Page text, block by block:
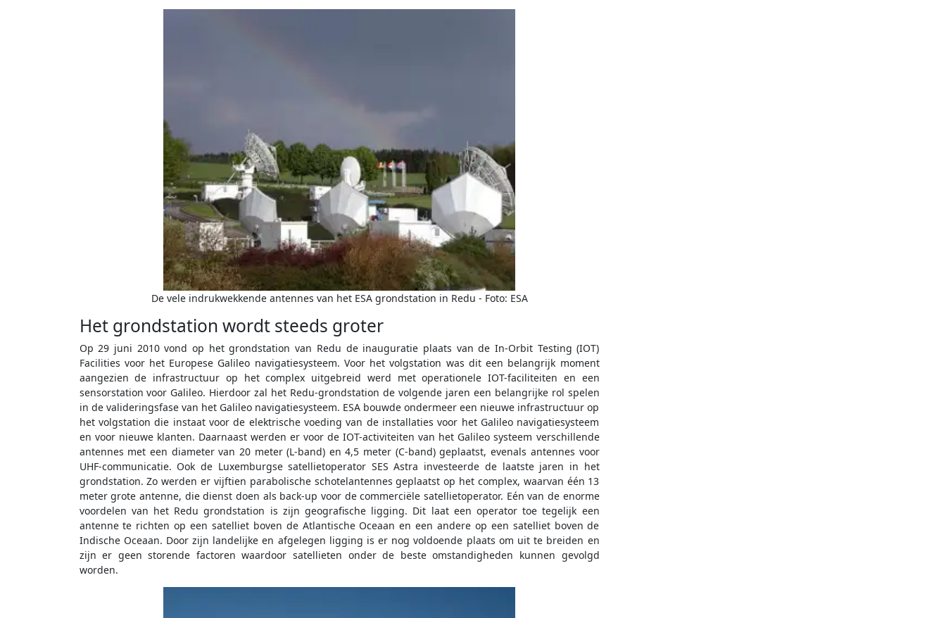
De vele indrukwekkende antennes van het ESA grondstation in Redu - Foto: ESA
Het grondstation wordt steeds groter
Op 29 juni 2010 vond op het grondstation van Redu de inauguratie plaats van de In-Orbit Testing (IOT)
Facilities voor het Europese Galileo navigatiesysteem. Voor het volgstation was dit een belangrijk moment
aangezien de infrastructuur op het complex uitgebreid werd met operationele IOT-faciliteiten en een
sensorstation voor Galileo. Hierdoor zal het Redu-grondstation de volgende jaren een belangrijke rol spelen
in de valideringsfase van het Galileo navigatiesysteem. ESA bouwde ondermeer een nieuwe infrastructuur op
het volgstation die instaat voor de elektrische voeding van de installaties voor het Galileo navigatiesysteem
en voor nieuwe klanten. Daarnaast werden er voor de IOT-activiteiten van het Galileo systeem verschillende
antennes met een diameter van 20 meter (L-band) en 4,5 meter (C-band) geplaatst, evenals antennes voor
UHF-communicatie. Ook de Luxemburgse satellietoperator SES Astra investeerde de laatste jaren in het
grondstation. Zo werden er vijftien parabolische schotelantennes geplaatst op het complex, waarvan één 13
meter grote antenne, die dienst doen als back-up voor de commerciële satellietoperator. Eén van de enorme
voordelen van het Redu grondstation is zijn geografische ligging. Dit laat een operator toe tegelijk een
antenne te richten op een satelliet boven de Atlantische Oceaan en een andere op een satelliet boven de
Indische Oceaan. Door zijn landelijke en afgelegen ligging is er nog voldoende plaats om uit te breiden en
zijn er geen storende factoren waardoor satellieten onder de beste omstandigheden kunnen gevolgd
worden.